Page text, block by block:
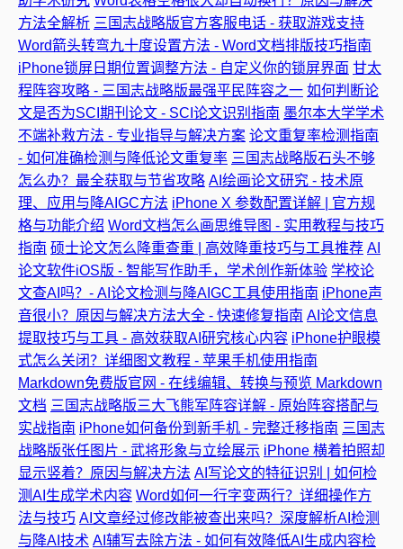
方法全解析 三国志战略版官方客服电话 - 获取游戏支持
Word箭头转弯九十度设置方法 - Word文档排版技巧指南
iPhone锁屏日期位置调整方法 - 自定义你的锁屏界面 甘太
程阵容攻略 - 三国志战略版最强平民阵容之一 如何判断论
文是否为SCI期刊论文 - SCI论文识别指南 墨尔本大学学术
不端补救方法 - 专业指导与解决方案 论文重复率检测指南
- 如何准确检测与降低论文重复率 三国志战略版石头不够
怎么办？最全获取与节省攻略 AI绘画论文研究 - 技术原
理、应用与降AIGC方法 iPhone X 参数配置详解 | 官方规
格与功能介绍 Word文档怎么画思维导图 - 实用教程与技巧
指南 硕士论文怎么降重查重 | 高效降重技巧与工具推荐 AI
论文软件iOS版 - 智能写作助手，学术创作新体验 学校论
文查AI吗？- AI论文检测与降AIGC工具使用指南 iPhone声
音很小？原因与解决方法大全 - 快速修复指南 AI论文信息
提取技巧与工具 - 高效获取AI研究核心内容 iPhone护眼模
式怎么关闭？详细图文教程 - 苹果手机使用指南
Markdown免费版官网 - 在线编辑、转换与预览 Markdown
文档 三国志战略版三大飞熊军阵容详解 - 原始阵容搭配与
实战指南 iPhone如何备份到新手机 - 完整迁移指南 三国志
战略版张任图片 - 武将形象与立绘展示 iPhone 横着拍照却
显示竖着？原因与解决方法 AI写论文的特征识别 | 如何检
测AI生成学术内容 Word如何一行字变两行？详细操作方
法与技巧 AI文章经过修改能被查出来吗？深度解析AI检测
与降AI技术 AI辅写去除方法 - 如何有效降低AI生成内容检